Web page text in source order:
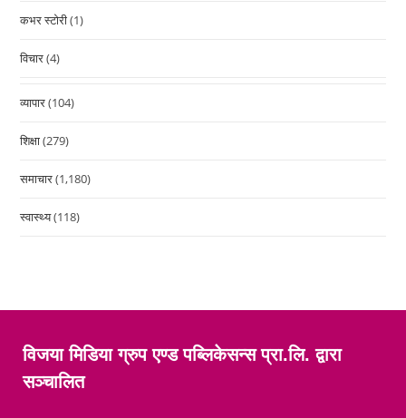
कभर स्टोरी(1)
विचार(4)
व्यापार(104)
शिक्षा(279)
समाचार(1,180)
स्वास्थ्य(118)
विजया मिडिया ग्रुप एण्ड पब्लिकेसन्स प्रा.लि. द्वारा
सञ्चालित